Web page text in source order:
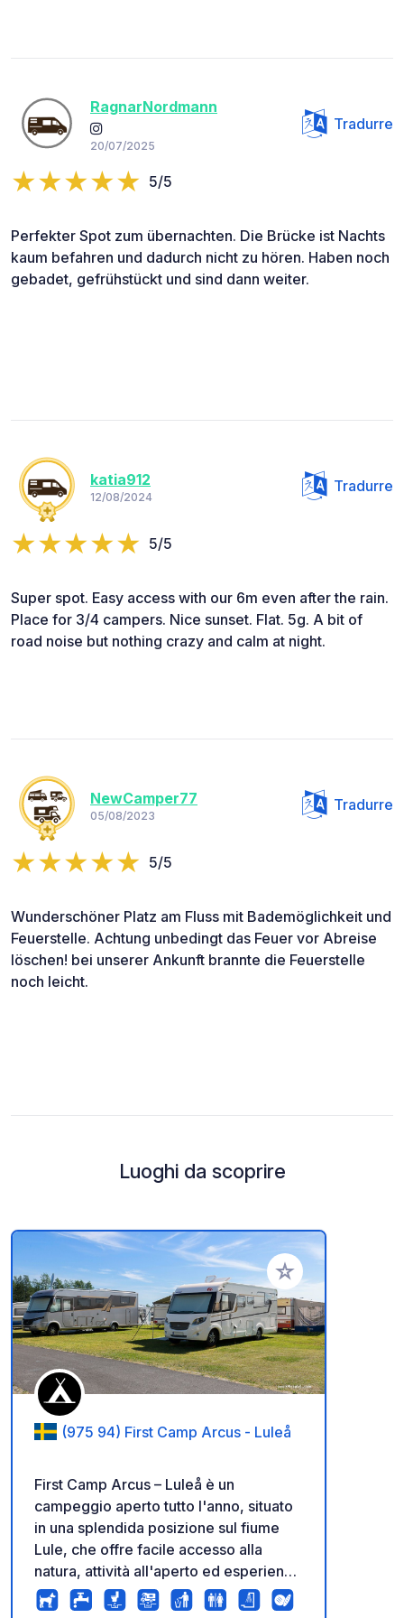
RagnarNordmann
20/07/2025
Tradurre
5/5
Perfekter Spot zum übernachten. Die Brücke ist Nachts
kaum befahren und dadurch nicht zu hören. Haben noch
gebadet, gefrühstückt und sind dann weiter.
katia912
12/08/2024
Tradurre
5/5
Super spot. Easy access with our 6m even after the rain.
Place for 3/4 campers. Nice sunset. Flat. 5g. A bit of
road noise but nothing crazy and calm at night.
NewCamper77
05/08/2023
Tradurre
5/5
Wunderschöner Platz am Fluss mit Bademöglichkeit und
Feuerstelle. Achtung unbedingt das Feuer vor Abreise
löschen! bei unserer Ankunft brannte die Feuerstelle
noch leicht.
Luoghi da scoprire
Aggiungi ai tuoi
(975 94) First Camp Arcus - Luleå
First Camp Arcus – Luleå è un
campeggio aperto tutto l'anno, situato
in una splendida posizione sul fiume
Lule, che offre facile accesso alla
natura, attività all'aperto ed esperienze
uniche. Il campeggio offre ampie